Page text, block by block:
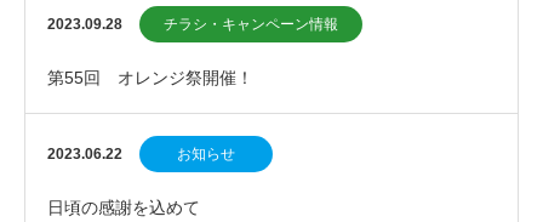
2023.09.28 チラシ・キャンペーン情報
第55回 オレンジ祭開催！
2023.06.22 お知らせ
日頃の感謝を込めて